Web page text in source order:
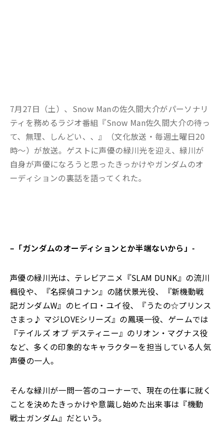
7月27日（土）、Snow Manの佐久間大介がパーソナリ
ティを務めるラジオ番組『Snow Man佐久間大介の待っ
て、無理、しんどい、、』（文化放送・毎週土曜日20
時～）が放送。ゲストに声優の緑川光を迎え、緑川が
自身が声優になろうと思ったきっかけやガンダムのオ
ーディションの裏話を語ってくれた。
– 「ガンダムのオーディションとか半端ないから」-
声優の緑川光は、テレビアニメ『SLAM DUNK』の流川
楓役や、『名探偵コナン』の諸伏景光役、『新機動戦
記ガンダムW』のヒイロ・ユイ役、『うたの☆プリンス
さまっ♪ マジLOVEシリーズ』の鳳瑛一役、ゲームでは
『テイルズ オブ デスティニー』のリオン・マグナス役
など、多くの印象的なキャラクターを担当している人気
声優の一人。
そんな緑川が一問一答のコーナーで、現在の仕事に就く
ことを決めたきっかけや意識し始めた出来事は『機動
戦士ガンダム』だという。